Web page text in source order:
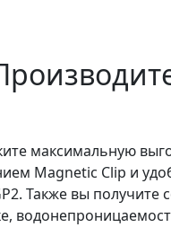
максимальную
Magnetic Clip и
Также вы